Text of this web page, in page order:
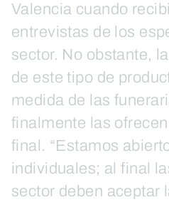
Valencia cuando
entrevistas de los
sector. No obstante,
de este tipo de
medida de las
finalmente las
final. “Estamos
individuales; al final
sector deben aceptar